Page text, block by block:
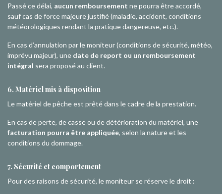
Passé ce délai, aucun remboursement ne pourra être accordé,
sauf cas de force majeure justifié (maladie, accident, conditions
météorologiques rendant la pratique dangereuse, etc.).
En cas d’annulation par le moniteur (conditions de sécurité, météo,
imprévu majeur), une date de report ou un remboursement
intégral sera proposé au client.
6. Matériel mis à disposition
Le matériel de pêche est prêté dans le cadre de la prestation.
En cas de perte, de casse ou de détérioration du matériel, une
facturation pourra être appliquée, selon la nature et les
conditions du dommage.
7. Sécurité et comportement
Pour des raisons de sécurité, le moniteur se réserve le droit :